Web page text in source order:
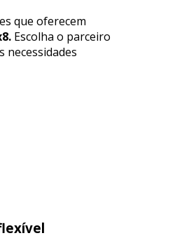
que oferecem
Escolha o parceiro
necessidades